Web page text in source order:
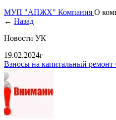
МУП "АПЖХ" Компания О
← Назад
Новости УК
19.02.2024г
Взносы на капитальный ремонт